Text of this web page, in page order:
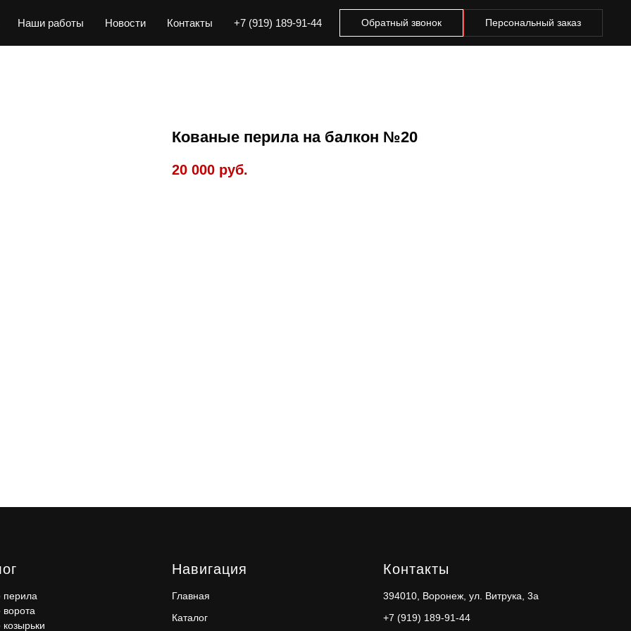
Наши работы Новости Контакты +7 (919) 189-91-44 Обратный звонок Персональный заказ
Кованые перила на балкон №20
20 000 руб.
перила
Навигация
Главная
Каталог
Контакты
394010, Воронеж, ул. Витрука, 3а
+7 (919) 189-91-44